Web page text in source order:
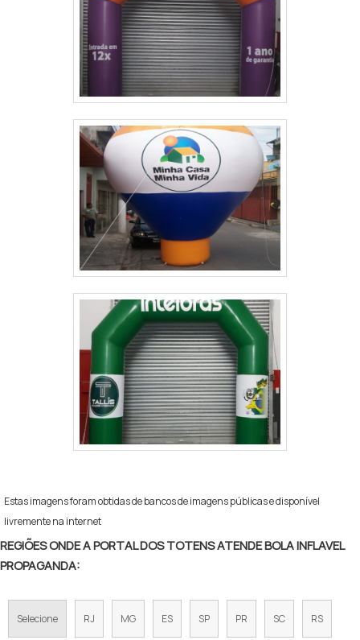
Estas imagens foram obtidas de bancos de imagens públicas e disponível
livremente na internet
REGIÕES ONDE A PORTAL DOS TOTENS ATENDE BOLA INFLAVEL
PROPAGANDA:
Selecione RJ MG ES SP PR SC RS